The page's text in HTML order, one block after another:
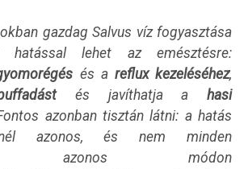
gazdag Salvus víz fogyasztása
hatással lehet az emésztésre:
és a reflux kezeléséhez,
és javíthatja ahasi
azonban tisztán látni: a hatás
azonos, és nem minden
azonos módon